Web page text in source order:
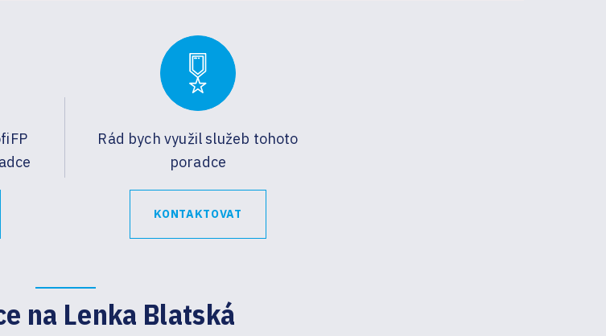
Rád bych využil služeb tohoto
poradce
KONTAKTOVAT
na Lenka Blatská